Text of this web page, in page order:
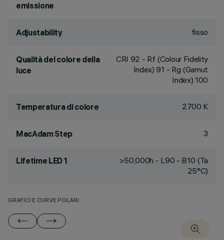
emissione
Adjustability fisso
Qualità del colore della
luce
CRI 92 - Rf (Colour Fidelity
Index) 91 - Rg (Gamut
Index) 100
Temperatura di colore 2700 K
MacAdam Step 3
Lifetime LED 1
>50,000h - L90 - B10 (Ta
25°C)
GRAFICI E CURVE POLARI